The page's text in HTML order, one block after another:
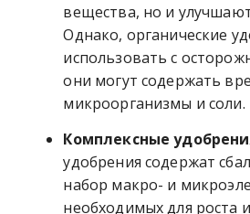
вещества, но и
Однако, органические
использовать с
они могут содержать
микроорганизмы и соли.
Комплексные
удобрения содержат
набор макро- и
необходимых для роста